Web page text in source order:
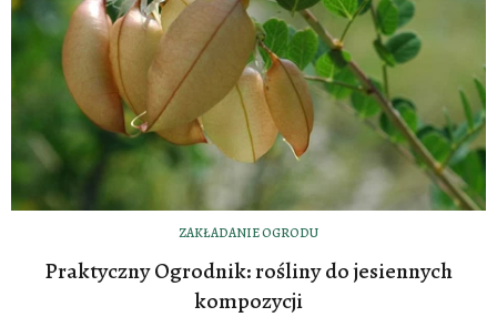
ZAKŁADANIE OGRODU
Praktyczny Ogrodnik: rośliny do jesiennych
kompozycji